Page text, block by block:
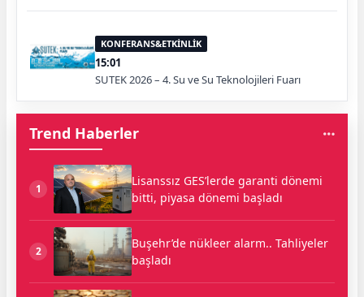
KONFERANS&ETKİNLİK
15:01
SUTEK 2026 – 4. Su ve Su Teknolojileri Fuarı
Trend Haberler
1
Lisanssız GES’lerde garanti dönemi
bitti, piyasa dönemi başladı
2
Buşehr’de nükleer alarm.. Tahliyeler
başladı